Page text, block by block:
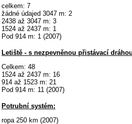
celkem: 7
žádné údajed 3047 m: 2
2438 až 3047 m: 3
1524 až 2437 m: 1
Pod 914 m: 1 (2007)
Letiště - s nezpevněnou přistávací
Celkem: 48
1524 až 2437 m: 16
914 až 1523 m: 21
Pod 914 m: 11 (2007)
Potrubní systém:
ropa 250 km (2007)